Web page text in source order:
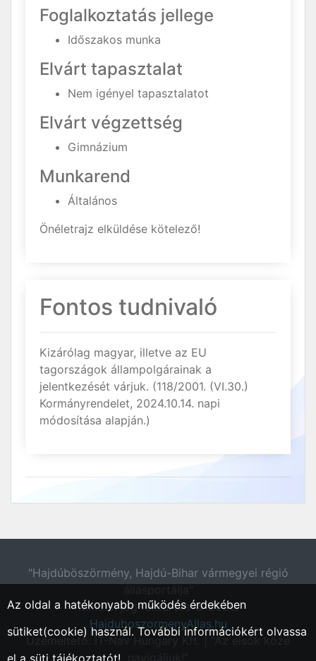
Foglalkoztatás jellege
Időszakos munka
Elvárt tapasztalat
Nem igényel tapasztalatot
Elvárt végzettség
Gimnázium
Munkarend
Általános
Önéletrajz elküldése kötelező!
Fontos tudnivaló
Kizárólag magyar, illetve az EU
tagországok állampolgárainak a
jelentkezését várjuk. (118/2001. (VI.30.)
Kormányrendelet, 2024.10.14. napi
módosítása alapján.)
"Hajdúböszörmény, Hajdú-Bihar vármegyei régió
Minden jog fentartva © 2026.
HajduboszormenyAllas.hu
Üzemeltető: IT-Nav Hungary Kft. | "Az elsők közé
Az oldal a hatékonyabb működés érdekében
sütiket(cookie) használ. További információkért olvassa
el a süti tájékoztatót!